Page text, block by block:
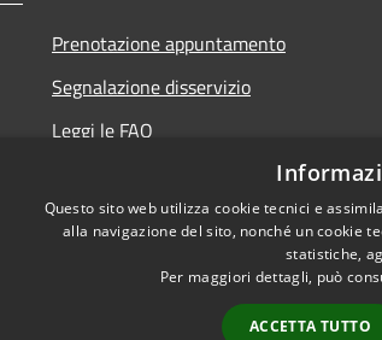
Prenotazione appuntamento
Segnalazione disservizio
Leggi le FAQ
Questo sito web utilizza cookie tecnici e
alla navigazione del sito, nonché un cookie
statistiche,
Per maggiori dettagli, può
ACCETTA TUTTO